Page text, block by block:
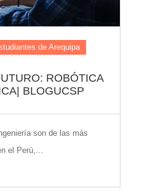
de Arequipa
ROBÓTICA
BLOGUCSP
son de las más
el Perú,...